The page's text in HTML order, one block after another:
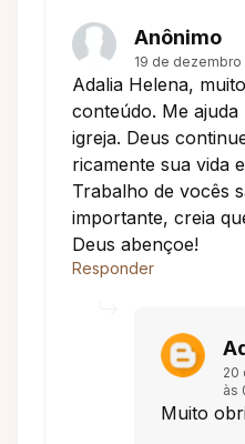
Anônimo
19 de dezembro
Adalia Helena,
conteúdo. Me ajuda
igreja. Deus
ricamente sua vida
Trabalho de vocês
importante, creia
Deus abençoe!
Responder
20
às
Muito